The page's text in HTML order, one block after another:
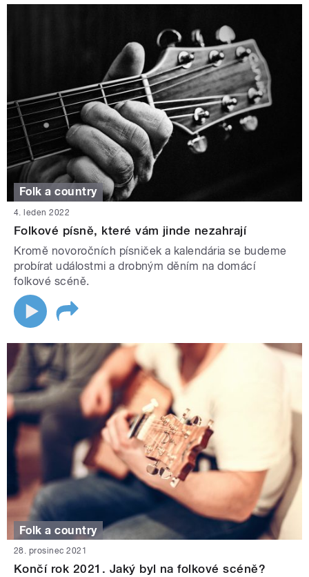
Folk a country
4. leden 2022
Folkové písně, které vám jinde nezahrají
Kromě novoročních písniček a kalendária se budeme
probírat událostmi a drobným děním na domácí
folkové scéně.
Folk a country
28. prosinec 2021
Končí rok 2021. Jaký byl na folkové scéně?